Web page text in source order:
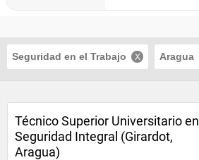
Seguridad en el Trabajo Aragua
Técnico Superior Universitario en
Seguridad Integral (Girardot,
Aragua)